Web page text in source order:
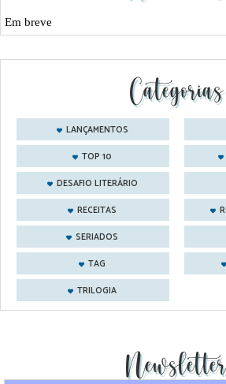
Em breve
Categorias
LANÇAMENTOS
TOP 10
DESAFIO LITERÁRIO
RECEITAS
SERIADOS
TAG
TRILOGIA
Newsletter